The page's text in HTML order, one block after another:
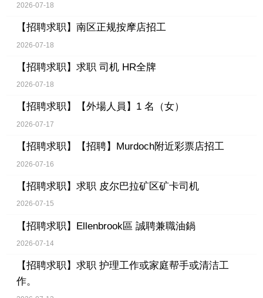
2026-07-18
【招聘求职】 南区正规按摩店招工
2026-07-18
【招聘求职】 求职 司机 HR全牌
2026-07-18
【招聘求职】 【外場人員】1 名（女）
2026-07-17
【招聘求职】 【招聘】Murdoch附近彩票店招工
2026-07-16
【招聘求职】 求职 皮尔巴拉矿区矿卡司机
2026-07-15
【招聘求职】 Ellenbrook區 誠聘兼職油鍋
2026-07-14
【招聘求职】 求职 护理工作或家庭帮手或清洁工
作。